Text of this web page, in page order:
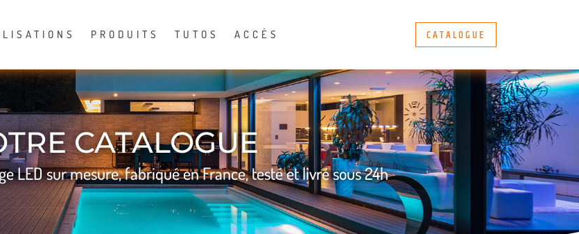
PRODUITS TUTOS ACCÈS CATALOGUE
CATALOGUE
LED sur mesure, fabriqué en France, testé et livré sous 24h